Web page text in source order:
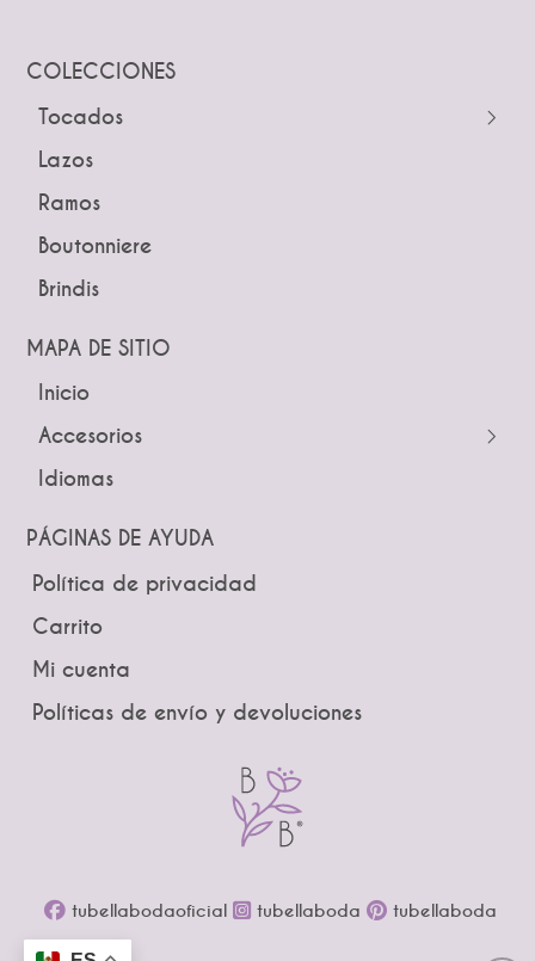
COLECCIONES
Tocados
← Atrás
Guías
Peinetas
Pines
Tiaras y Coronas
Lazos
Ramos
Boutonniere
Brindis
MAPA DE SITIO
Inicio
Accesorios
← Atrás
Tocados
← Atrás
Peinetas
Pines
Lazos
Idiomas
PÁGINAS DE AYUDA
Política de privacidad
Carrito
Mi cuenta
Políticas de envío y devoluciones
tubellabodaoficial tubellaboda tubellaboda